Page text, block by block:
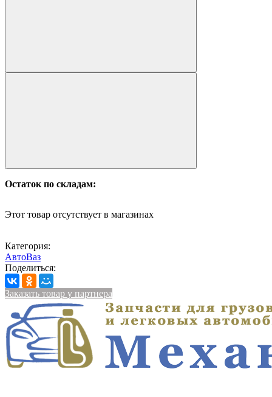
Остаток по складам:
Этот товар отсутствует в магазинах
Категория:
АвтоВаз
Поделиться:
Заказать товар у партнера